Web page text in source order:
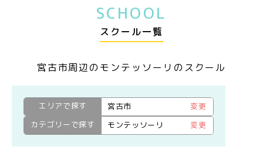
SCHOOL
スクール一覧
宮古市周辺のモンテッソーリのスクール
エリアで探す 宮古市
変更
カテゴリーで探す
モンテッソーリ 変更